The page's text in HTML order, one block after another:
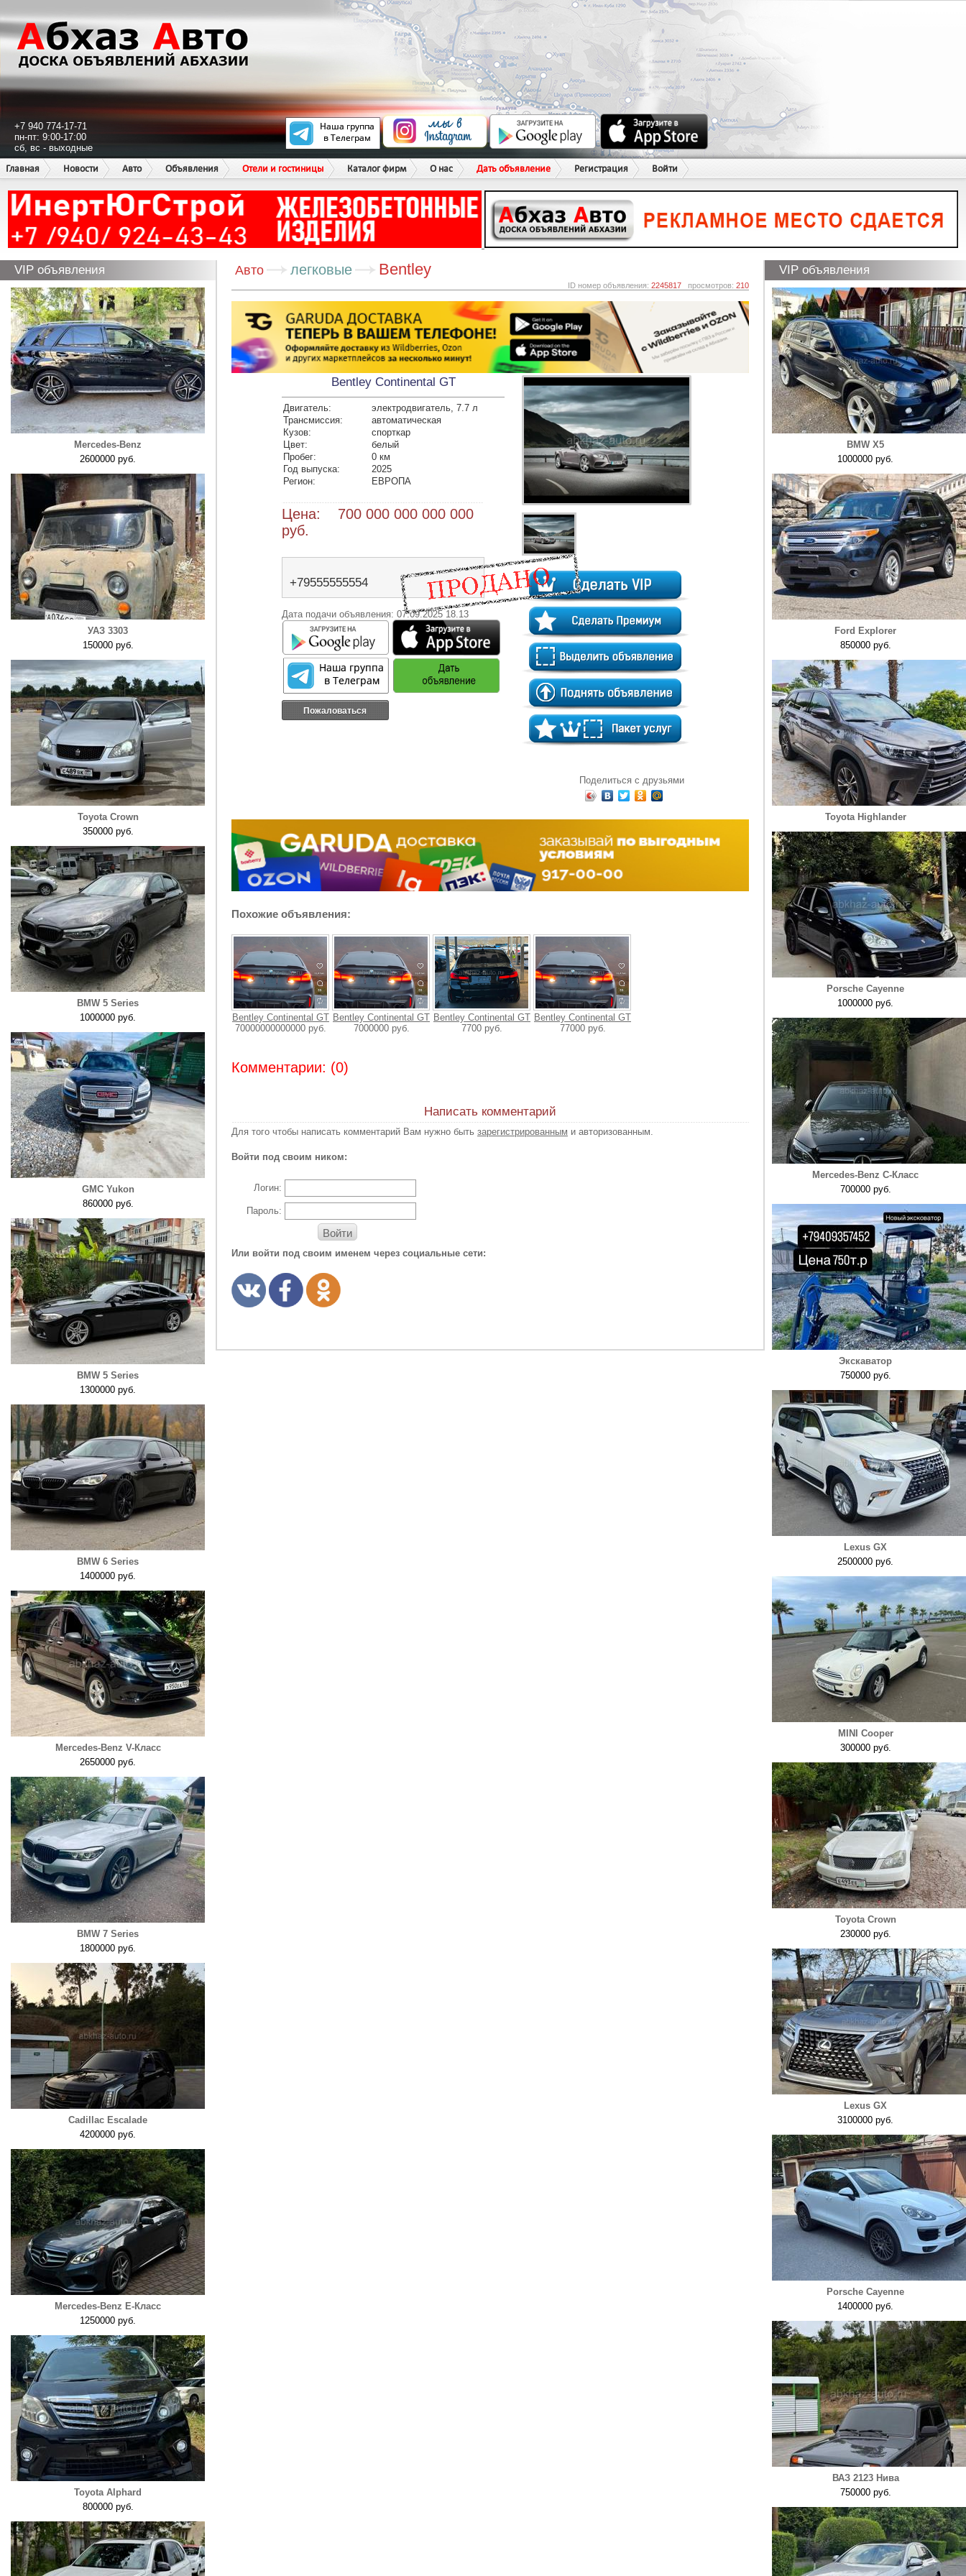
+7 940 774-17-71
пн-пт: 9:00-17:00
сб, вс - выходные
Главная
Новости Авто Объявления Отели и гостиницы Каталог фирм О нас Дать объявление Регистрация Войти
VIP объявления
Mercedes-Benz
2600000 руб.
УАЗ 3303
150000 руб.
Toyota Crown
350000 руб.
BMW 5 Series
1000000 руб.
GMC Yukon
860000 руб.
BMW 5 Series
1300000 руб.
BMW 6 Series
1400000 руб.
Mercedes-Benz V-Класс
2650000 руб.
BMW 7 Series
1800000 руб.
Cadillac Escalade
4200000 руб.
Mercedes-Benz E-Класс
1250000 руб.
Toyota Alphard
800000 руб.
Авто легковые Bentley
ID номер объявления: 2245817 просмотров: 210
Bentley Continental GT
Двигатель:
электродвигатель, 7.7 л
Трансмиссия:
автоматическая
Кузов:
спорткар
Цвет:
белый
Пробег:
0 км
Год выпуска:
2025
Регион:
ЕВРОПА
Цена: 700 000 000 000 000
руб.
+79555555554
Дата подачи объявления: 07.09.2025 18.13
Пожаловаться
Поделиться с друзьями
Похожие объявления:
Bentley Continental GT
70000000000000 руб.
Bentley Continental GT
7000000 руб.
Bentley Continental GT
7700 руб.
Bentley Continental GT
77000 руб.
Комментарии: (0)
Написать комментарий
Для того чтобы написать комментарий Вам нужно быть зарегистрированным и авторизованным.
Войти под своим ником:
Логин:
Пароль:
Войти
Или войти под своим именем через социальные сети:
VIP объявления
BMW X5
1000000 руб.
Ford Explorer
850000 руб.
Toyota Highlander
Porsche Cayenne
1000000 руб.
Mercedes-Benz C-Класс
700000 руб.
Экскаватор
750000 руб.
Lexus GX
2500000 руб.
MINI Cooper
300000 руб.
Toyota Crown
230000 руб.
Lexus GX
3100000 руб.
Porsche Cayenne
1400000 руб.
ВАЗ 2123 Нива
750000 руб.